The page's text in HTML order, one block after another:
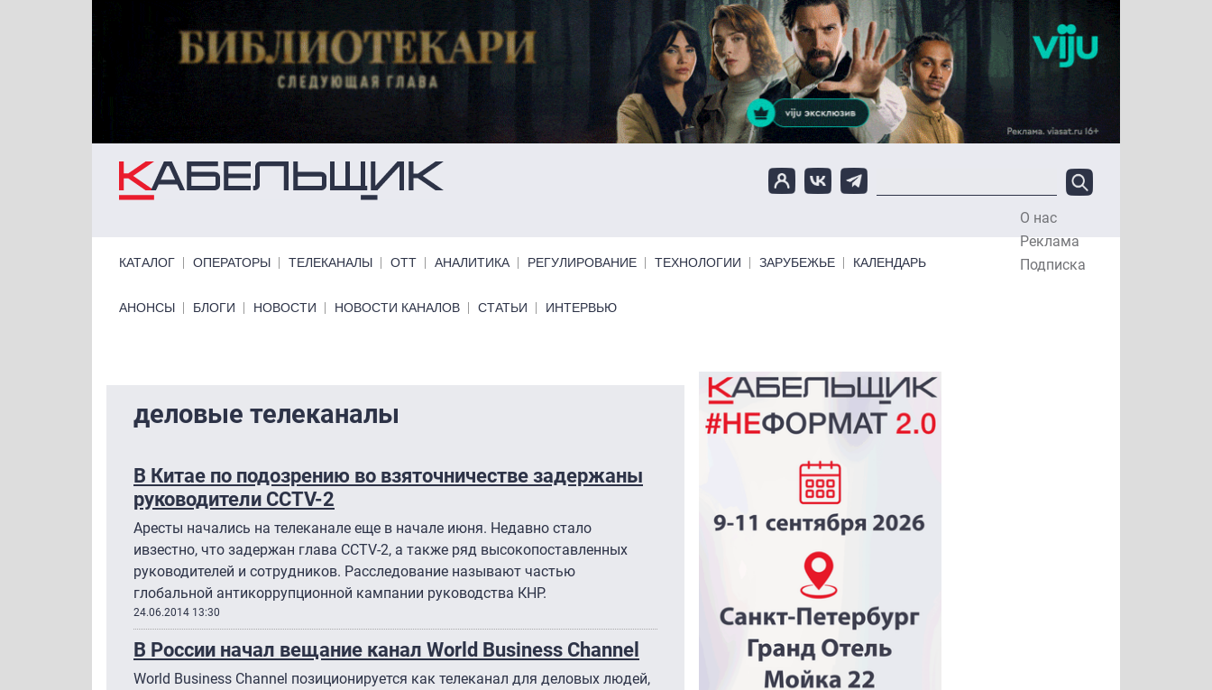
О нас
Реклама
Подписка
КАТАЛОГ ОПЕРАТОРЫ ТЕЛЕКАНАЛЫ ОТТ АНАЛИТИКА РЕГУЛИРОВАНИЕ ТЕХНОЛОГИИ ЗАРУБЕЖЬЕ КАЛЕНДАРЬ
Primary links bottom
АНОНСЫ БЛОГИ НОВОСТИ НОВОСТИ КАНАЛОВ СТАТЬИ ИНТЕРВЬЮ
деловые телеканалы
В Китае по подозрению во взяточничестве задержаны
руководители CCTV-2
Аресты начались на телеканале еще в начале июня. Недавно стало
ивзестно, что задержан глава CCTV-2, а также ряд высокопоставленных
руководителей и сотрудников. Расследование называют частью
глобальной антикоррупционной кампании руководства КНР.
24.06.2014 13:30
В России начал вещание канал World Business Channel
World Business Channel позиционируется как телеканал для деловых людей,